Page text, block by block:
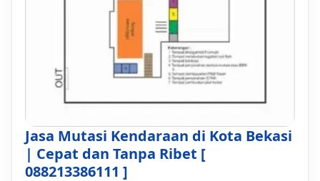
Jasa Mutasi Kendaraan di Kota Bekasi
| Cepat dan Tanpa Ribet [
088213386111 ]